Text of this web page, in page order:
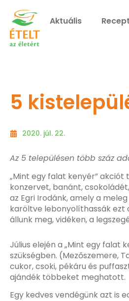
Aktuális
5
2020. júl. 22.
Az 5 településen több száz
„Mint egy falat kenyér”
konzervet, banánt,
az Egri Irodánk, amely a
karöltve lebonyolíthassák ezt
állunk meg, vidéken, a
Július elején a „Mint egy falat
szükségben. (Mezőszemere,
cukor, csoki, pékáru és
ajándék többeket meghatott.
Egy kedves vendégünk azt is